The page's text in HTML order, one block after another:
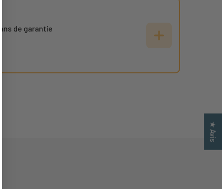
de garantie
★ Avis